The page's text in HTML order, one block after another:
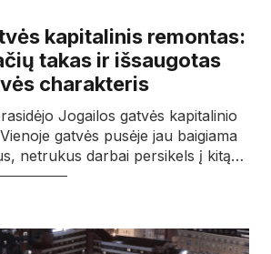
kapitalinis remontas:
takas ir išsaugotas
charakteris
Jogailos gatvės kapitalinio
gatvės pusėje jau baigiama
netrukus darbai persikels į kitą…